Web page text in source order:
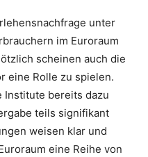
unter
im Euroraum
scheinen auch die
eine Rolle zu spielen.
Institute bereits dazu
teils signifikant
weisen klar und
eine Reihe von